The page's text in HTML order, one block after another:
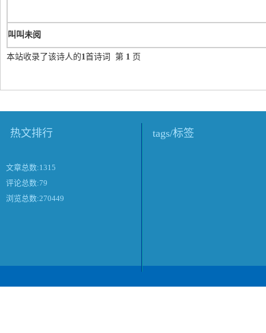
叫叫未阅
本站收录了该诗人的1首诗词 第 1 页
热文排行
文章总数:1315
评论总数:79
浏览总数:270449
tags/标签